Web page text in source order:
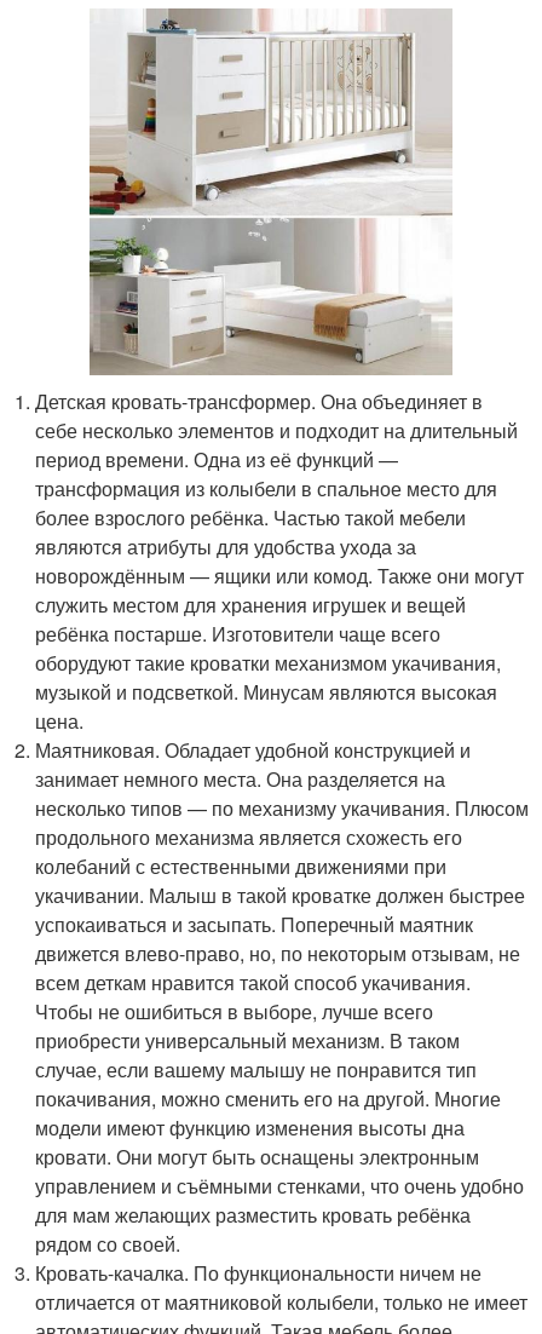
Детская кровать-трансформер. Она объединяет в
себе несколько элементов и подходит на длительный
период времени. Одна из её функций —
трансформация из колыбели в спальное место для
более взрослого ребёнка. Частью такой мебели
являются атрибуты для удобства ухода за
новорождённым — ящики или комод. Также они могут
служить местом для хранения игрушек и вещей
ребёнка постарше. Изготовители чаще всего
оборудуют такие кроватки механизмом укачивания,
музыкой и подсветкой. Минусам являются высокая
цена.
Маятниковая. Обладает удобной конструкцией и
занимает немного места. Она разделяется на
несколько типов — по механизму укачивания. Плюсом
продольного механизма является схожесть его
колебаний с естественными движениями при
укачивании. Малыш в такой кроватке должен быстрее
успокаиваться и засыпать. Поперечный маятник
движется влево-право, но, по некоторым отзывам, не
всем деткам нравится такой способ укачивания.
Чтобы не ошибиться в выборе, лучше всего
приобрести универсальный механизм. В таком
случае, если вашему малышу не понравится тип
покачивания, можно сменить его на другой. Многие
модели имеют функцию изменения высоты дна
кровати. Они могут быть оснащены электронным
управлением и съёмными стенками, что очень удобно
для мам желающих разместить кровать ребёнка
рядом со своей.
Кровать-качалка. По функциональности ничем не
отличается от маятниковой колыбели, только не имеет